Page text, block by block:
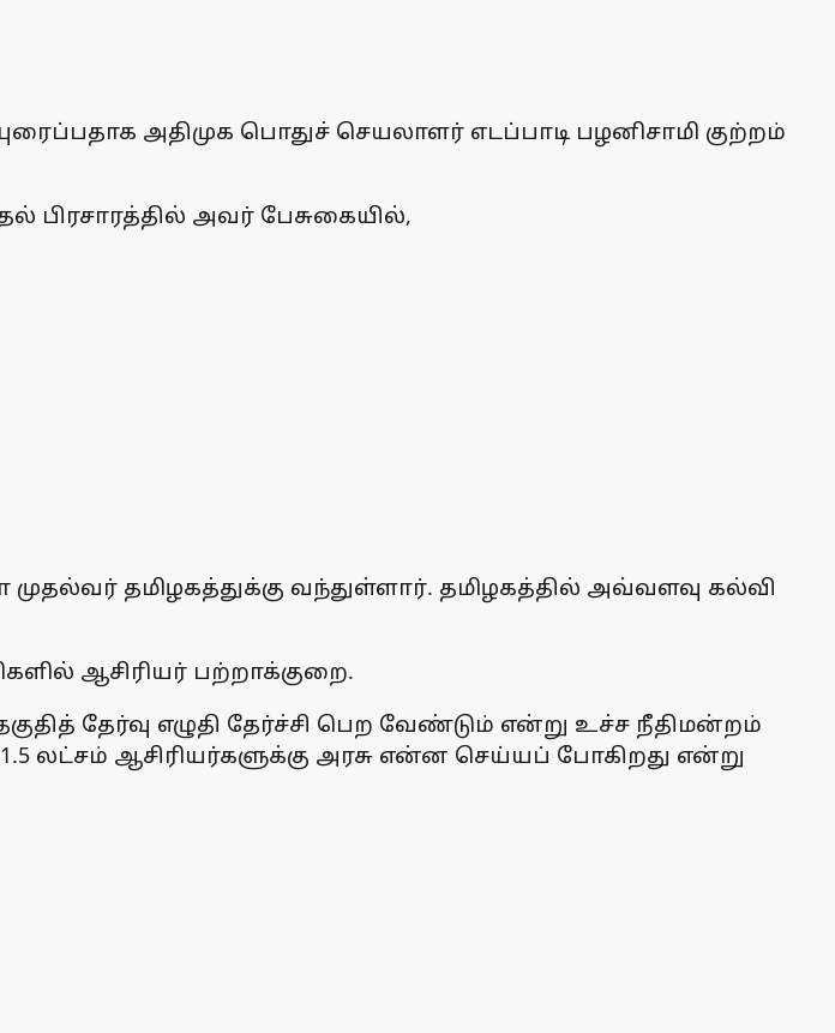
அதிமுக பொதுச் செயலாளர் எடப்பாடி பழனிசாமி குற்றம்
பிரசாரத்தில் அவர் பேசுகையில்,
தமிழகத்துக்கு வந்துள்ளார். தமிழகத்தில் அவ்வளவு கல்வி
ஆசிரியர் பற்றாக்குறை.
தேர்வு எழுதி தேர்ச்சி பெற வேண்டும் என்று உச்ச நீதிமன்றம்
ஆசிரியர்களுக்கு அரசு என்ன செய்யப் போகிறது என்று